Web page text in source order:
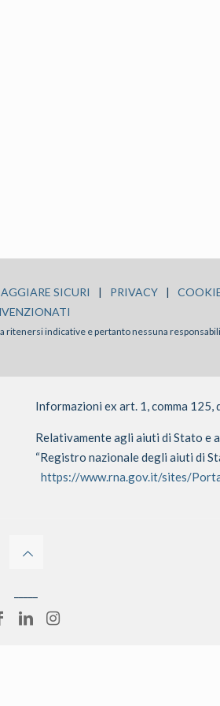
SICURI | PRIVACY |
indicative e pertanto nessuna
Informazioni ex art. 1, comma
Relativamente agli aiuti di Stato e
“Registro nazionale degli aiuti di
https://www.rna.gov.it/sites/